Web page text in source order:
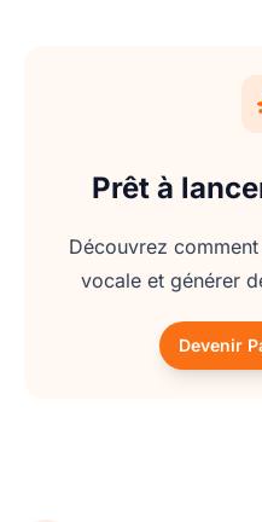
Prêt à
Découvrez
vocale et générer
Devenir